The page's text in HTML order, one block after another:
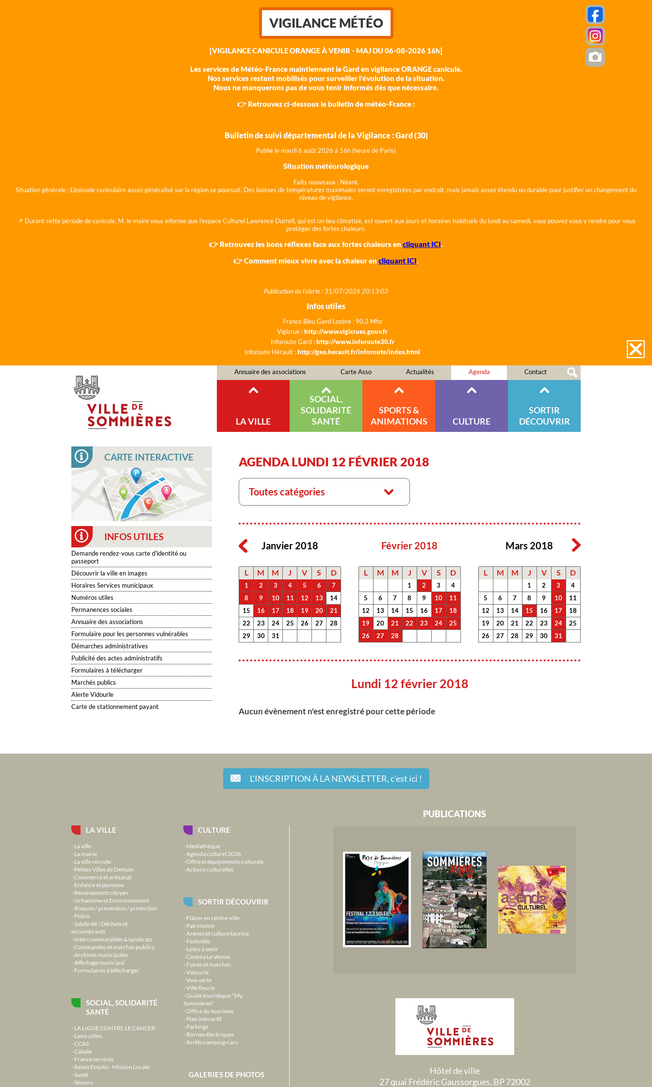
VIGILANCE MÉTÉO
[VIGILANCE CANICULE ORANGE À VENIR - MAJ DU 06-08-2026 16h]
Les services de Météo-France maintiennent le Gard en vigilance ORANGE canicule.
Nos services restent mobilisés pour surveiller l'évolution de la situation.
Nous ne manquerons pas de vous tenir informés dès que nécessaire.
👉 Retrouvez ci-dessous le bulletin de météo-France :
Bulletin de suivi départemental de la Vigilance : Gard (30)
Publié le mardi 6 août 2026 à 16h (heure de Paris)
Situation météorologique
Faits nouveaux : Néant.
Situation générale : L'épisode caniculaire assez généralisé sur la région se poursuit. Des baisses de températures maximales seront enregistrées par endroit, mais jamais assez étendu ou durable pour justifier un changement du
niveau de vigilance.
📌 Durant cette période de canicule, M. le maire vous informe que l'espace Culturel Lawrence Durrell, qui est un lieu climatisé, est ouvert aux jours et horaires habituels du lundi au samedi, vous pouvez vous y rendre pour vous
protéger des fortes chaleurs.
👉 Retrouvez les bons réflexes face aux fortes chaleurs en cliquant ICI.
👉 Comment mieux vivre avec la chaleur en cliquant ICI.
Publication de l'alerte : 31/07/2026 20:13:03
Infos utiles
France Bleu Gard Lozère : 90.2 Mhz
Vigicrue :http://www.vigicrues.gouv.fr
Inforoute Gard :http://www.inforoute30.fr
Inforoute Hérault :http://geo.herault.fr/inforoute/index.html
Annuaire des associations Carte Asso Actualités Agenda Contact
LA VILLE
SOCIAL,
SOLIDARITÉ
SANTÉ
SPORTS &
ANIMATIONS
CULTURE
SORTIR
DÉCOUVRIR
CARTE INTERACTIVE
INFOS UTILES
Demande rendez-vous carte d'identité ou
passeport
Découvrir la ville en images
Horaires Services municipaux
Numéros utiles
Permanences sociales
Annuaire des associations
Formulaire pour les personnes vulnérables
Démarches administratives
Publicité des actes administratifs
Formulaires à télécharger
Marchés publics
Alerte Vidourle
Carte de stationnement payant
AGENDA LUNDI 12 FÉVRIER 2018
Toutes catégories
Janvier 2018
L M M J V S D
1 2 3 4 5 6
7
8
9 10 11 12 13
14
15
16 17 18 19 20
21
22
23 24 25 26 27
28
29
30 31
Février 2018
L M M J V S D
1 2 3
4
5
6 7 8 9 10
11
12
13 14 15 16 17
18
19
20 21 22 23 24
25
26
27 28
Mars 2018
L M M J V S D
1 2 3
4
5
6 7 8 9 10
11
12
13 14 15 16 17
18
19
20 21 22 23 24
25
26
27 28 29 30 31
Lundi 12 février 2018
Aucun évènement n'est enregistré pour cette période
L'INSCRIPTION À LA NEWSLETTER,c'est ici !
LA VILLE
La ville
La mairie
La ville recrute
Petites Villes de Demain
Commerce et artisanat
Enfance et jeunesse
Recensement citoyen
Urbanisme et Environnement
Risques / prévention / protection
Police
Salubrité / Déchets et
encombrants
Intercommunalités & syndicats
Commandes et marchés publics
Archives municipales
Affichage municipal
Formulaires à télécharger
SOCIAL, SOLIDARITÉ
SANTÉ
LA LIGUE CONTRE LE CANCER
Liens utiles
CCAS
Calade
France services
Relais Emploi - Mission Locale
Santé
Séniors
CULTURE
Médiathèque
Agenda culturel 2026
Offre et équipements culturels
Actions culturelles
SORTIR DÉCOUVRIR
Flâner en centre-ville
Patrimoine
Arènes et culture taurine
Festivités
Lotos à venir
Cinéma Le Venise
Foires et marchés
Vidourle
Voie verte
Ville fleurie
Guide touristique "My
Sommières"
Office du tourisme
Plan interactif
Parkings
Bornes électriques
Arrêts camping-cars
GALERIES DE PHOTOS
PUBLICATIONS
Hôtel de ville
27 quai Frédéric Gaussorgues, BP 72002